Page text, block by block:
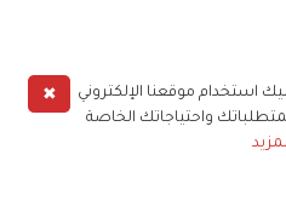
✖
استخدام موقعنا الإلكتروني
واحتياجاتك الخاصة